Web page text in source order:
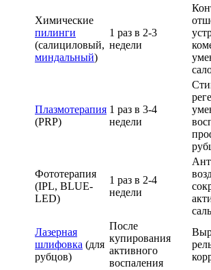
Химические
пилинги
(салициловый,
миндальный)
1 раз в 2-3
недели
Плазмотерапия
(PRP)
1 раз в 3-4
недели
Фототерапия
(IPL, BLUE-
LED)
1 раз в 2-4
недели
Лазерная
шлифовка (для
рубцов)
После
купирования
активного
воспаления